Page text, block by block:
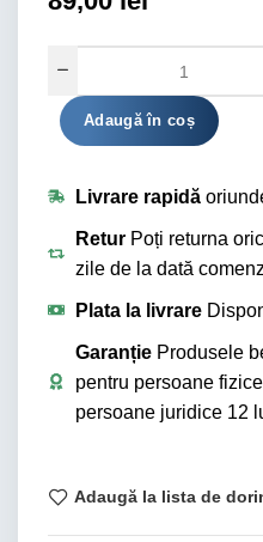
Adaugă în coș
Livrare rapidă
ReturPoți returna
zile de la dată
Plata la livrare
Garanție Produsele
pentru persoane
persoane juridice 12
Adaugă la lista de